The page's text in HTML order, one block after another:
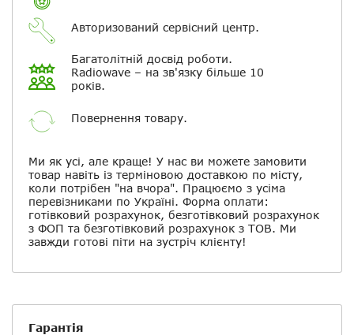
Авторизований сервісний центр.
Багатолітній досвід роботи.
Radiowave – на зв'язку більше 10
років.
Повернення товару.
Ми як усі, але краще! У нас ви можете замовити
товар навіть із терміновою доставкою по місту,
коли потрібен "на вчора". Працюємо з усіма
перевізниками по Україні. Форма оплати:
готівковий розрахунок, безготівковий розрахунок
з ФОП та безготівковий розрахунок з ТОВ. Ми
завжди готові піти на зустріч клієнту!
Гарантія